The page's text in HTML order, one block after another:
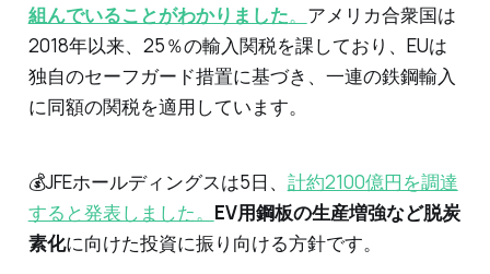
組んでいることがわかりました。 アメリカ合衆国は
2018年以来、25％の輸入関税を課しており、EUは
独自のセーフガード措置に基づき、一連の鉄鋼輸入
に同額の関税を適用しています。
💰JFEホールディングスは5日、 計約2100億円を調達
すると発表しました。 EV用鋼板の生産増強など脱炭
素化に向けた投資に振り向ける方針です。